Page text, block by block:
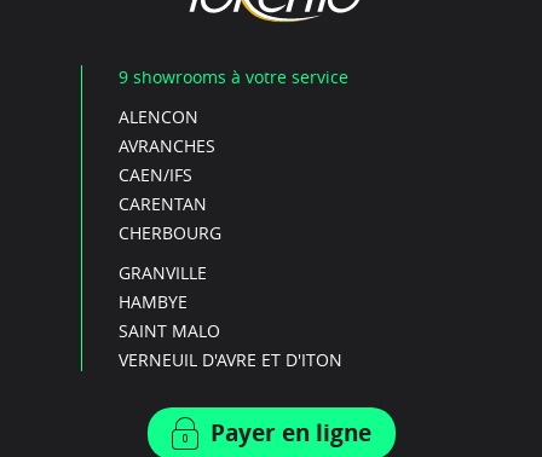
9 showrooms à votre service
ALENCON
AVRANCHES
CAEN/IFS
CARENTAN
CHERBOURG
GRANVILLE
HAMBYE
SAINT MALO
VERNEUIL D'AVRE ET D'ITON
Payer en ligne